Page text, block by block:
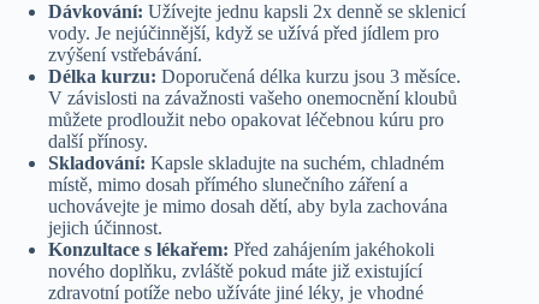
Dávkování: Užívejte jednu kapsli 2x denně se sklenicí
vody. Je nejúčinnější, když se užívá před jídlem pro
zvýšení vstřebávání.
Délka kurzu: Doporučená délka kurzu jsou 3 měsíce.
V závislosti na závažnosti vašeho onemocnění kloubů
můžete prodloužit nebo opakovat léčebnou kúru pro
další přínosy.
Skladování: Kapsle skladujte na suchém, chladném
místě, mimo dosah přímého slunečního záření a
uchovávejte je mimo dosah dětí, aby byla zachována
jejich účinnost.
Konzultace s lékařem: Před zahájením jakéhokoli
nového doplňku, zvláště pokud máte již existující
zdravotní potíže nebo užíváte jiné léky, je vhodné